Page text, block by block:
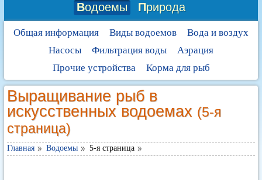
Водоемы Природа
Общая информация Виды водоемов
Вода и воздух
Насосы
Фильтрация воды
Аэрация
Прочие устройства
Корма для рыб
Выращивание рыб в
искусственных водоемах (5-я
страница)
Главная Водоемы 5-я страница